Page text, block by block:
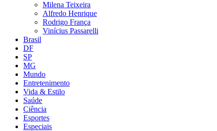
Milena Teixeira
Alfredo Henrique
Rodrigo França
Vinícius Passarelli
Brasil
DF
SP
MG
Mundo
Entretenimento
Vida & Estilo
Saúde
Ciência
Esportes
Especiais